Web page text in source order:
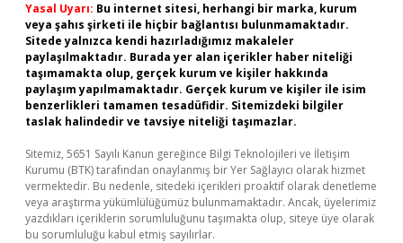
Yasal Uyarı: Bu internet sitesi, herhangi bir marka, kurum
veya şahıs şirketi ile hiçbir bağlantısı bulunmamaktadır.
Sitede yalnızca kendi hazırladığımız makaleler
paylaşılmaktadır. Burada yer alan içerikler haber niteliği
taşımamakta olup, gerçek kurum ve kişiler hakkında
paylaşım yapılmamaktadır. Gerçek kurum ve kişiler ile isim
benzerlikleri tamamen tesadüfidir. Sitemizdeki bilgiler
taslak halindedir ve tavsiye niteliği taşımazlar.
Sitemiz, 5651 Sayılı Kanun gereğince Bilgi Teknolojileri ve İletişim
Kurumu (BTK) tarafından onaylanmış bir Yer Sağlayıcı olarak hizmet
vermektedir. Bu nedenle, sitedeki içerikleri proaktif olarak denetleme
veya araştırma yükümlülüğümüz bulunmamaktadır. Ancak, üyelerimiz
yazdıkları içeriklerin sorumluluğunu taşımakta olup, siteye üye olarak
bu sorumluluğu kabul etmiş sayılırlar.